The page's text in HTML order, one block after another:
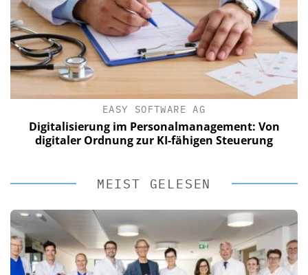
EASY SOFTWARE AG
Digitalisierung im Personalmanagement: Von
digitaler Ordnung zur KI-fähigen Steuerung
MEIST GELESEN